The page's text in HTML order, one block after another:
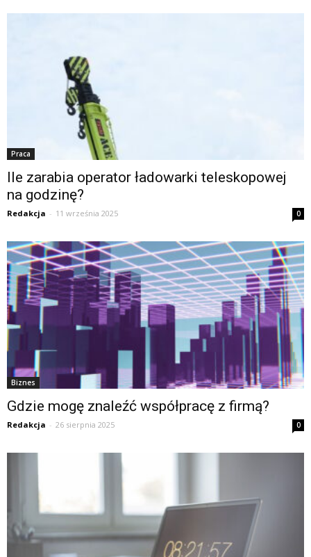
Praca
Ile zarabia operator ładowarki teleskopowej
na godzinę?
Redakcja - 11 września 2025 0
Biznes
Gdzie mogę znaleźć współpracę z firmą?
Redakcja - 26 sierpnia 2025 0